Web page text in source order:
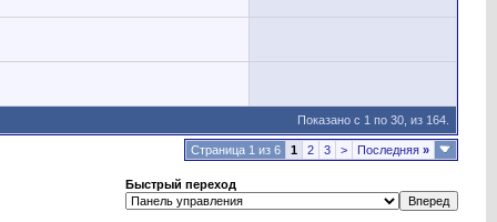
Показано с 1 по 30, из 164.
Страница 1 из 6 1 2 3 > Последняя »
Быстрый переход